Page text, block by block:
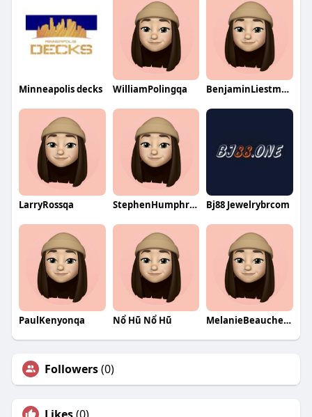
Minneapolis decks WilliamPolingqa BenjaminLiestmanqa
LarryRossqa StephenHumphreyqa Bj88 Jewelrybrcom
PaulKenyonqa Nổ Hũ Nổ Hũ MelanieBeaucheminqa
Followers(0)